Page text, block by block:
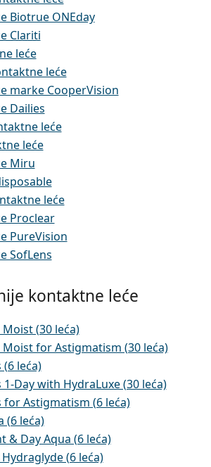
naočala
Biotrue ONEday
Clariti
leće
leće
marke CooperVision
Dailies
leće
leće
Miru
leće
Proclear
PureVision
SofLens
kontaktne leće
Moist (30 leća)
Moist for Astigmatism (30 leća)
(6 leća)
1-Day with HydraLuxe (30 leća)
for Astigmatism (6 leća)
(6 leća)
& Day Aqua (6 leća)
(6 leća)